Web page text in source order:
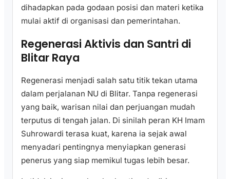
dihadapkan pada godaan posisi dan materi ketika
mulai aktif di organisasi dan pemerintahan.
Regenerasi Aktivis dan Santri di
Blitar Raya
Regenerasi menjadi salah satu titik tekan utama
dalam perjalanan NU di Blitar. Tanpa regenerasi
yang baik, warisan nilai dan perjuangan mudah
terputus di tengah jalan. Di sinilah peran KH Imam
Suhrowardi terasa kuat, karena ia sejak awal
menyadari pentingnya menyiapkan generasi
penerus yang siap memikul tugas lebih besar.